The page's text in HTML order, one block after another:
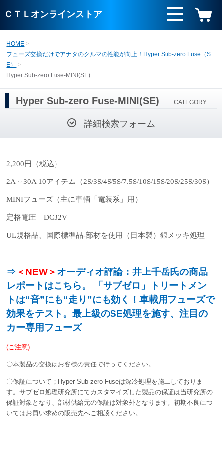
ＣＴＬオンラインストア
HOME
フューズ交換だけでアナタのクルマの性能が向上！Hyper Sub-zero Fuse（S
E）
Hyper Sub-zero Fuse-MINI(SE)
Hyper Sub-zero Fuse-MINI(SE) CATEGORY
詳細検索フォーム
2,200円（税込）
2A ～30A 10アイテム（2S/3S/4S/5S/7.5S/10S/15S/20S/25S/30S）
MINIフューズ（主に車輌「電装系」用）
定格電圧DC32V
UL規格品、国際標準品-部材を使用（日本製）銀メッキ処理
⇒ ＜NEW＞ オーディオ評論：井上千岳氏の商品
レポートはこちら。 「サブゼロ」トリートメン
トは“音”にも“走り”にも効く！車載用フューズで
効果をテスト。最上級のSE処理を施す、注目の
カー専用フューズ
(ご注意)
〇本製品の交換はお客様の責任で行ってください。
〇保証について；Hyper Sub-zero Fuseは深冷処理を施工しておりま
す。サブゼロ処理研究所にてカスタマイズした製品の保証は当研究所の
保証対象となり、部材供給元の保証は対象外となります。初期不良につ
いてはお買い求めの販売先へご相談ください。